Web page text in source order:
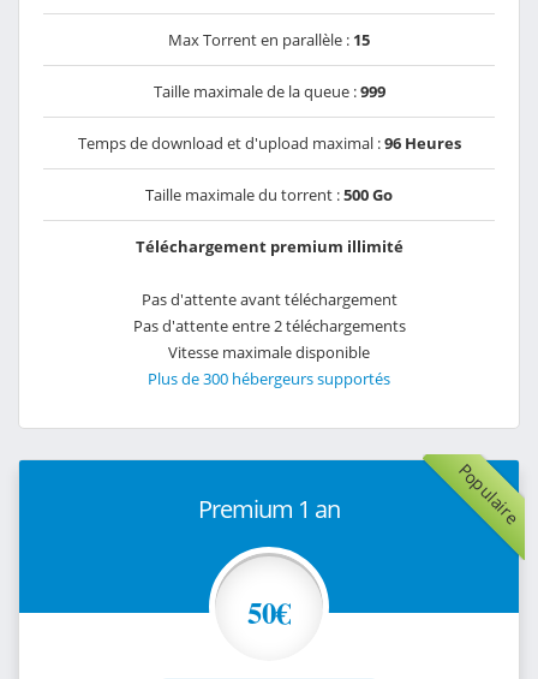
Max Torrent en parallèle : 15
Taille maximale de la queue :999
Temps de download et d'upload maximal :96 Heures
Taille maximale du torrent :500 Go
Téléchargement premium illimité
Pas d'attente avant téléchargement
Pas d'attente entre 2 téléchargements
Vitesse maximale disponible
Plus de 300 hébergeurs supportés
Populaire
Premium 1 an
50€